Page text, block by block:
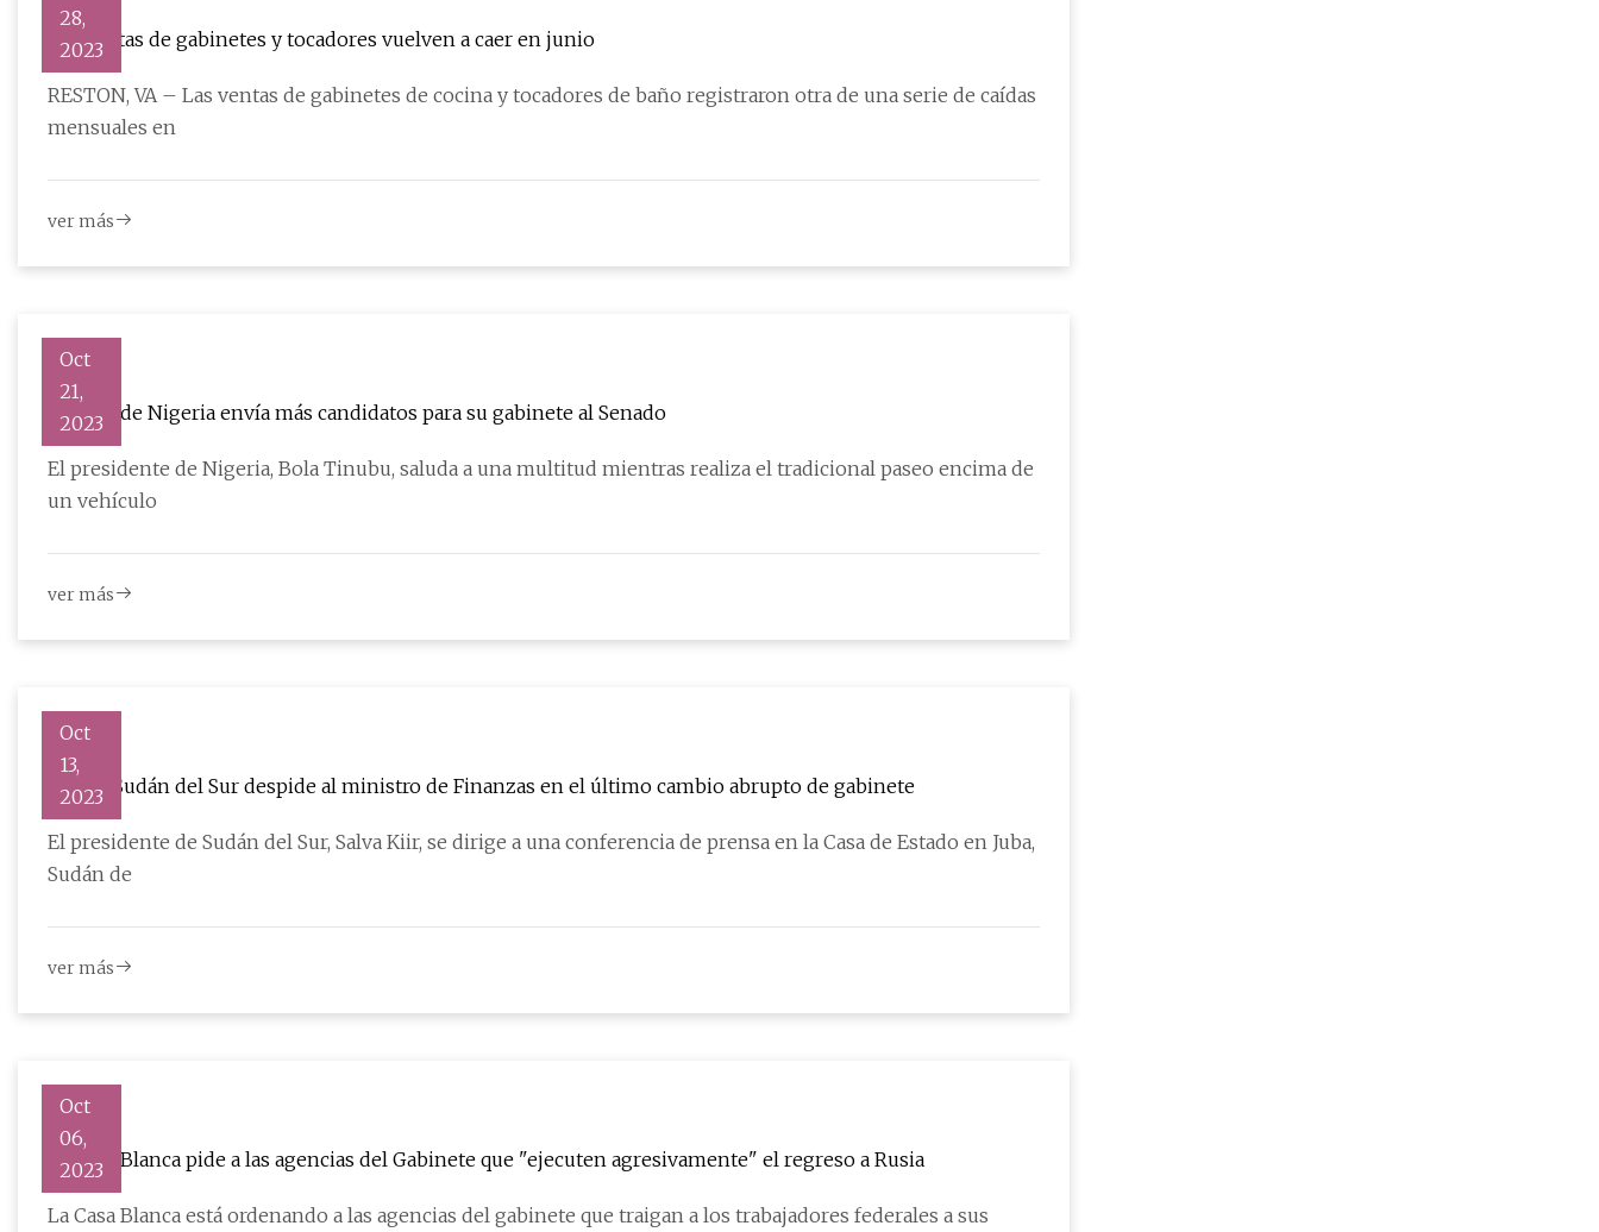
28,
2023
Las ventas de gabinetes y tocadores vuelven a caer en junio
RESTON, VA – Las ventas de gabinetes de cocina y tocadores de baño registraron otra de una serie de caídas
mensuales en
ver más
Oct
21,
2023
Tinubu de Nigeria envía más candidatos para su gabinete al Senado
El presidente de Nigeria, Bola Tinubu, saluda a una multitud mientras realiza el tradicional paseo encima de
un vehículo
ver más
Oct
13,
2023
Kiir de Sudán del Sur despide al ministro de Finanzas en el último cambio abrupto de gabinete
El presidente de Sudán del Sur, Salva Kiir, se dirige a una conferencia de prensa en la Casa de Estado en Juba,
Sudán de
ver más
Oct
06,
2023
La Casa Blanca pide a las agencias del Gabinete que "ejecuten agresivamente" el regreso a Rusia
La Casa Blanca está ordenando a las agencias del gabinete que traigan a los trabajadores federales a sus